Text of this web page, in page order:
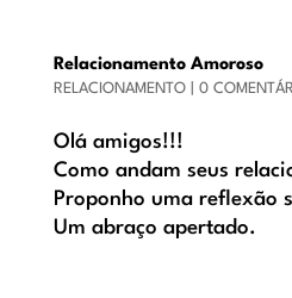
Relacionamento Amoroso
RELACIONAMENTO| 0
Olá amigos!!!
Como andam seus
Proponho uma reflexão
Um abraço apertado.